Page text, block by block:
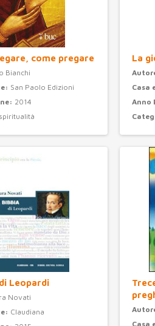
come pregare
Bianchi
San Paolo Edizioni
2014
spiritualità
La
Casa
Anno
Leopardi
Novati
Claudiana
Casa